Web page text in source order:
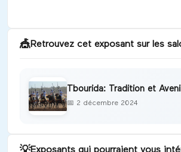
🎪Retrouvez cet exposant sur les
Tbourida: Tradition et
📅 2 décembre 2024